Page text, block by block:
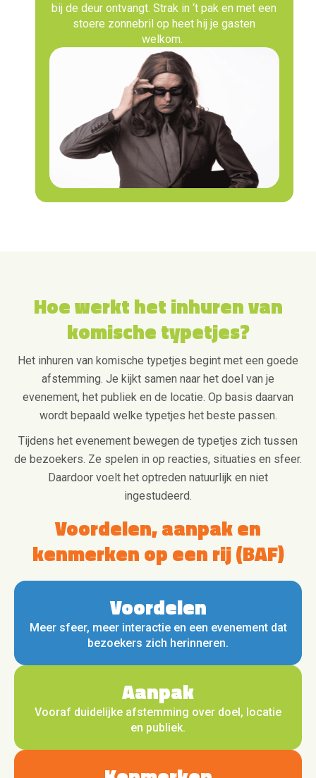
bij de deur ontvangt. Strak in ‘t pak en met een
stoere zonnebril op heet hij je gasten
welkom.
Hoe werkt het inhuren van
komische typetjes?
Het inhuren van komische typetjes begint met een goede
afstemming. Je kijkt samen naar het doel van je
evenement, het publiek en de locatie. Op basis daarvan
wordt bepaald welke typetjes het beste passen.
Tijdens het evenement bewegen de typetjes zich tussen
de bezoekers. Ze spelen in op reacties, situaties en sfeer.
Daardoor voelt het optreden natuurlijk en niet
ingestudeerd.
Voordelen, aanpak en
kenmerken op een rij (BAF)
Voordelen
Meer sfeer, meer interactie en een evenement dat
bezoekers zich herinneren.
Aanpak
Vooraf duidelijke afstemming over doel, locatie
en publiek.